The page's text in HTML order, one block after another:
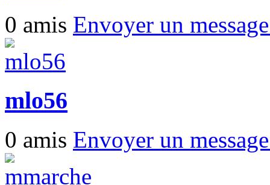
0 amis Envoyer un
mlo56
0 amis Envoyer un